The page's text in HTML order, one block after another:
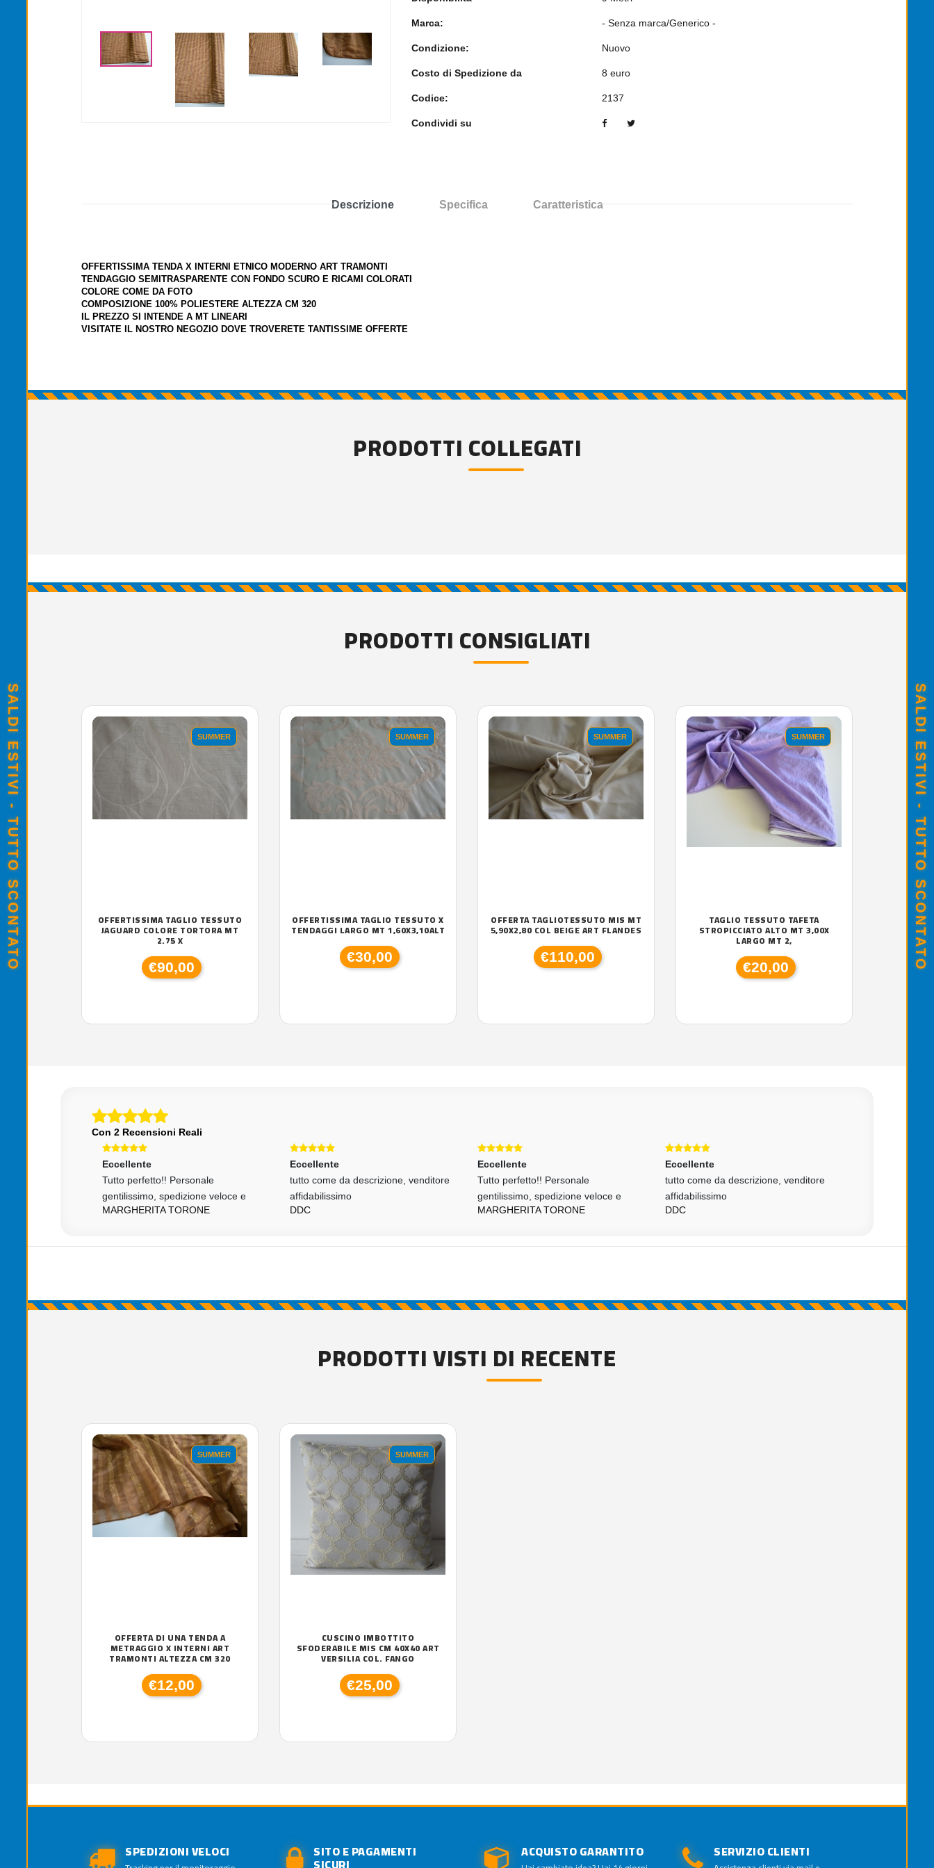
Marca: - Senza marca/Generico -
Condizione: Nuovo
Costo di Spedizione da 8 euro
Codice: 2137
Condividi su
Descrizione Specifica Caratteristica
OFFERTISSIMA TENDA X INTERNI ETNICO MODERNO ART TRAMONTI
TENDAGGIO SEMITRASPARENTE CON FONDO SCURO E RICAMI COLORATI
COLORE COME DA FOTO
COMPOSIZIONE 100% POLIESTERE ALTEZZA CM 320
IL PREZZO SI INTENDE A MT LINEARI
VISITATE IL NOSTRO NEGOZIO DOVE TROVERETE TANTISSIME OFFERTE
PRODOTTI COLLEGATI
PRODOTTI CONSIGLIATI
SUMMER
OFFERTISSIMA TAGLIO TESSUTO
JAGUARD COLORE TORTORA MT
2.75 X
€90,00
SUMMER
OFFERTISSIMA TAGLIO TESSUTO X
TENDAGGI LARGO MT 1,60X3,10ALT
€30,00
SUMMER
OFFERTA TAGLIOTESSUTO MIS MT
5,90X2,80 COL BEIGE ART FLANDES
€110,00
SUMMER
TAGLIO TESSUTO TAFETA
STROPICCIATO ALTO MT 3,00X
LARGO MT 2,
€20,00
Con 2 Recensioni Reali
Eccellente
Tutto perfetto!! Personale
gentilissimo, spedizione veloce e
MARGHERITA TORONE
Eccellente
tutto come da descrizione, venditore
affidabilissimo
DDC
Eccellente
Tutto perfetto!! Personale
gentilissimo, spedizione veloce e
MARGHERITA TORONE
Eccellente
tutto come da descrizione, venditore
affidabilissimo
DDC
PRODOTTI VISTI DI RECENTE
'.'
SUMMER
OFFERTA DI UNA TENDA A
METRAGGIO X INTERNI ART
TRAMONTI ALTEZZA CM 320
€12,00
'.'
SUMMER
CUSCINO IMBOTTITO
SFODERABILE MIS CM 40X40 ART
VERSILIA COL. FANGO
€25,00
SPEDIZIONI VELOCI SITO E PAGAMENTI ACQUISTO GARANTITO SERVIZIO CLIENTI
SALDI ESTIVI - TUTTO SCONTATO SALDI ESTIVI - TUTTO SCONTATO